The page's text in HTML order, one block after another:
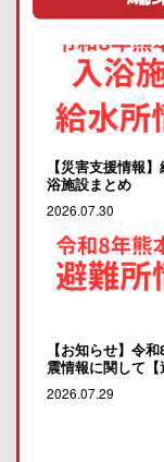
【災害支援情報
浴施設まとめ
2026.07.30
【お知らせ】令
震情報に関して【
2026.07.29